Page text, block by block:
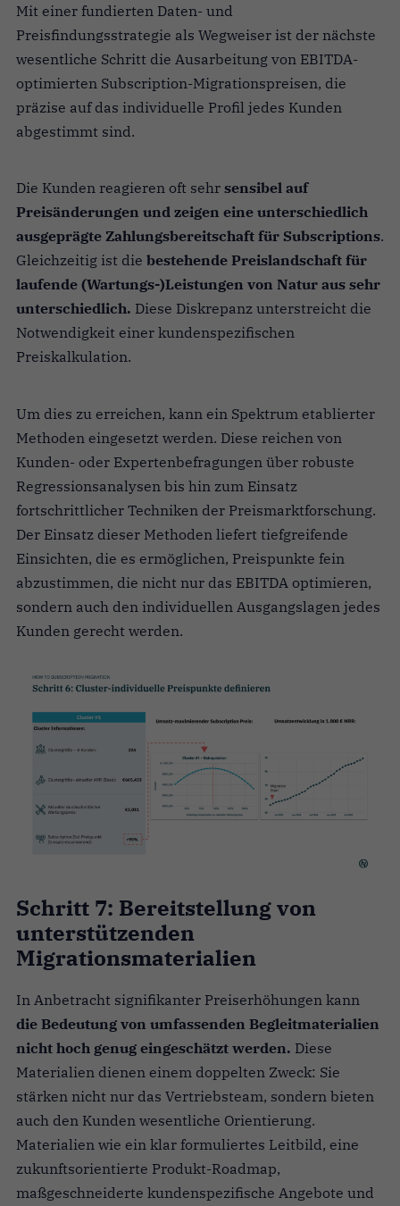
Mit einer fundierten Daten- und
Preisfindungsstrategie als Wegweiser ist der nächste
wesentliche Schritt die Ausarbeitung von EBITDA-
optimierten Subscription-Migrationspreisen, die
präzise auf das individuelle Profil jedes Kunden
abgestimmt sind.
Die Kunden reagieren oft sehr sensibel auf
Preisänderungen und zeigen eine unterschiedlich
ausgeprägte Zahlungsbereitschaft für Subscriptions.
Gleichzeitig ist die bestehende Preislandschaft für
laufende (Wartungs-)Leistungen von Natur aus sehr
unterschiedlich. Diese Diskrepanz unterstreicht die
Notwendigkeit einer kundenspezifischen
Preiskalkulation.
Um dies zu erreichen, kann ein Spektrum etablierter
Methoden eingesetzt werden. Diese reichen von
Kunden- oder Expertenbefragungen über robuste
Regressionsanalysen bis hin zum Einsatz
fortschrittlicher Techniken der Preismarktforschung.
Der Einsatz dieser Methoden liefert tiefgreifende
Einsichten, die es ermöglichen, Preispunkte fein
abzustimmen, die nicht nur das EBITDA optimieren,
sondern auch den individuellen Ausgangslagen jedes
Kunden gerecht werden.
Schritt 7: Bereitstellung von
unterstützenden
Migrationsmaterialien
In Anbetracht signifikanter Preiserhöhungen kann
die Bedeutung von umfassenden Begleitmaterialien
nicht hoch genug eingeschätzt werden. Diese
Materialien dienen einem doppelten Zweck: Sie
stärken nicht nur das Vertriebsteam, sondern bieten
auch den Kunden wesentliche Orientierung.
Materialien wie ein klar formuliertes Leitbild, eine
zukunftsorientierte Produkt-Roadmap,
maßgeschneiderte kundenspezifische Angebote und